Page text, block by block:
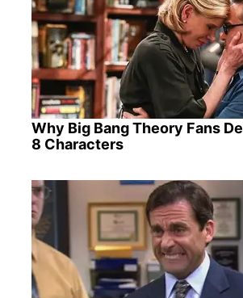
Why Big Bang Theory Fans
8 Characters